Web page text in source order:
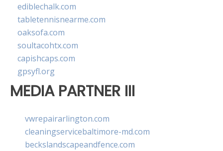
ediblechalk.com
tabletennisnearme.com
oaksofa.com
soultacohtx.com
capishcaps.com
gpsyfl.org
MEDIA PARTNER III
vwrepairarlington.com
cleaningservicebaltimore-md.com
beckslandscapeandfence.com